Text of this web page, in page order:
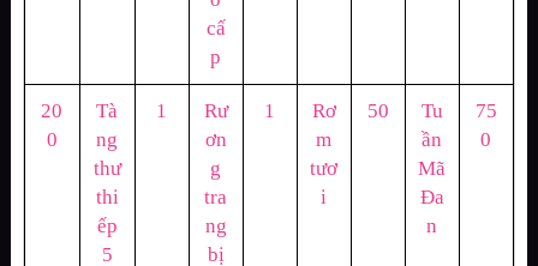
cấ
p
20
0
Tà
ng
thư
thi
ếp
5
1
Rư
ơn
g
tra
ng
bị
1
Rơ
m
tươ
i
50
Tu
ần
Mã
Đa
n
75
0